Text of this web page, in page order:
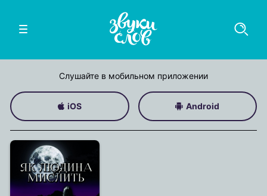
Слушайте в мобильном приложении
iOS Android